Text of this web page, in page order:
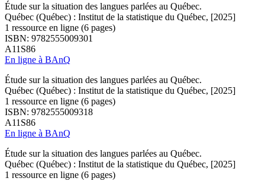
Étude sur la situation des langues parlées au Québec.
Québec (Québec) : Institut de la statistique du Québec, [2025]
1 ressource en ligne (6 pages)
ISBN: 9782555009301
A11S86
En ligne à BAnQ
Étude sur la situation des langues parlées au Québec.
Québec (Québec) : Institut de la statistique du Québec, [2025]
1 ressource en ligne (6 pages)
ISBN: 9782555009318
A11S86
En ligne à BAnQ
Étude sur la situation des langues parlées au Québec.
Québec (Québec) : Institut de la statistique du Québec, [2025]
1 ressource en ligne (6 pages)